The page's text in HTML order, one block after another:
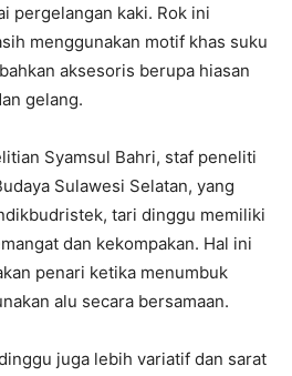
pergelangan kaki. Rok ini
menggunakan motif khas suku
aksesoris berupa hiasan
gelang.
Syamsul Bahri, staf peneliti
Sulawesi Selatan, yang
tari dinggu memiliki
dan kekompakan. Hal ini
penari ketika menumbuk
alu secara bersamaan.
juga lebih variatif dan sarat